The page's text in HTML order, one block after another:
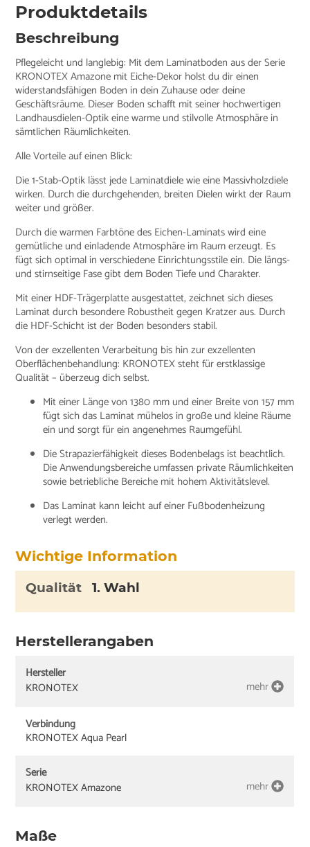
Produktdetails
Beschreibung
Pflegeleicht und langlebig: Mit dem Laminatboden aus der Serie
KRONOTEX Amazone mit Eiche-Dekor holst du dir einen
widerstandsfähigen Boden in dein Zuhause oder deine
Geschäftsräume. Dieser Boden schafft mit seiner hochwertigen
Landhausdielen-Optik eine warme und stilvolle Atmosphäre in
sämtlichen Räumlichkeiten.
Alle Vorteile auf einen Blick:
Die 1-Stab-Optik lässt jede Laminatdiele wie eine Massivholzdiele
wirken. Durch die durchgehenden, breiten Dielen wirkt der Raum
weiter und größer.
Durch die warmen Farbtöne des Eichen-Laminats wird eine
gemütliche und einladende Atmosphäre im Raum erzeugt. Es
fügt sich optimal in verschiedene Einrichtungsstile ein. Die längs-
und stirnseitige Fase gibt dem Boden Tiefe und Charakter.
Mit einer HDF-Trägerplatte ausgestattet, zeichnet sich dieses
Laminat durch besondere Robustheit gegen Kratzer aus. Durch
die HDF-Schicht ist der Boden besonders stabil.
Von der exzellenten Verarbeitung bis hin zur exzellenten
Oberflächenbehandlung: KRONOTEX steht für erstklassige
Qualität – überzeug dich selbst.
Mit einer Länge von 1380 mm und einer Breite von 157 mm
fügt sich das Laminat mühelos in große und kleine Räume
ein und sorgt für ein angenehmes Raumgefühl.
Die Strapazierfähigkeit dieses Bodenbelags ist beachtlich.
Die Anwendungsbereiche umfassen private Räumlichkeiten
sowie betriebliche Bereiche mit hohem Aktivitätslevel.
Das Laminat kann leicht auf einer Fußbodenheizung
verlegt werden.
Wichtige Information
Qualität 1. Wahl
Herstellerangaben
Hersteller
KRONOTEX
mehr
Verbindung
KRONOTEX Aqua Pearl
Serie
KRONOTEX Amazone
mehr
Maße